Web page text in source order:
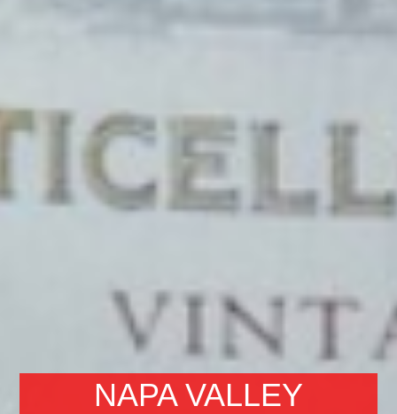
NAPA VALLEY